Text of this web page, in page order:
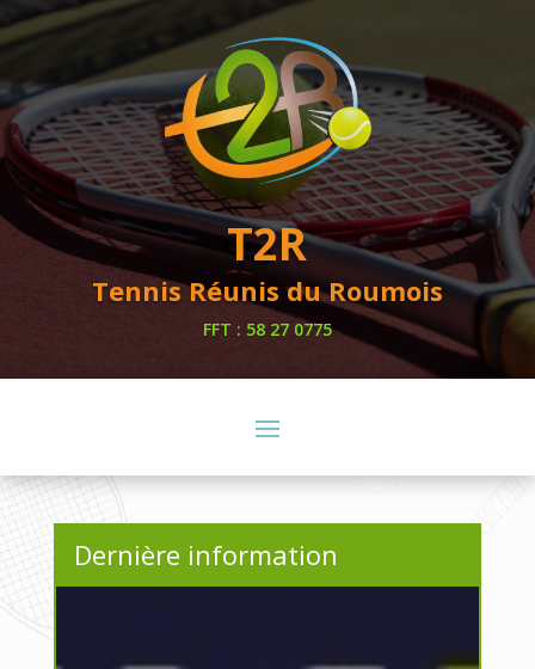
T2R
Tennis Réunis du Roumois
FFT : 58 27 0775
Dernière information